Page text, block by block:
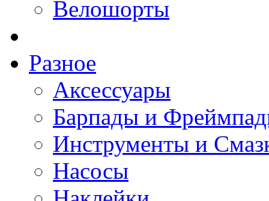
Велошорты
Разное
Аксессуары
Барпады и
Инструменты и
Насосы